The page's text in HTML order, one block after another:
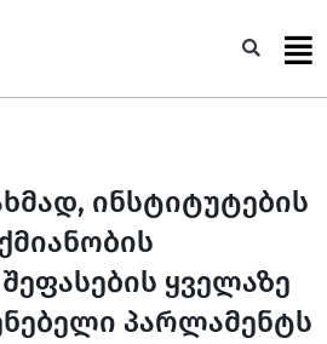
ინსტიტუტების
ყველაზე
პარლამენტს